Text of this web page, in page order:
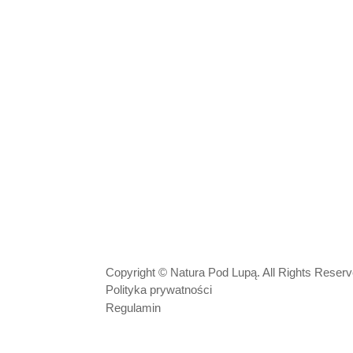
Copyright © Natura Pod Lupą. All Rights
Polityka prywatności
Regulamin